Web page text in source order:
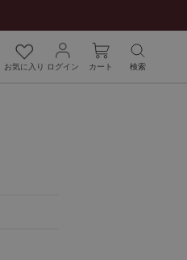
お気に入り ログイン カート 検索